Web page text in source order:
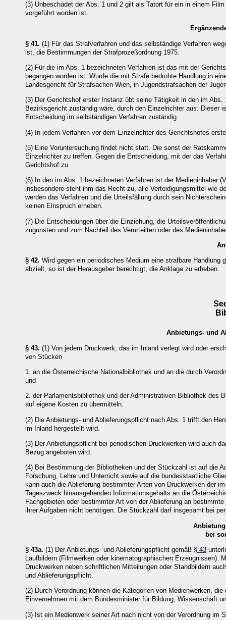
(3) Unbeschadet der Abs. 1 und 2 gilt als Tatort für ein in einem
vorgeführt worden ist.
§ 41. (1) Für das Strafverfahren und das selbständige Verfahren
ist, die Bestimmungen der Strafprozeßordnung 1975.
(2) Für die im Abs. 1 bezeichneten Verfahren ist das mit der
begangen worden ist. Wurde die mit Strafe bedrohte Handlung in
Landesgericht für Strafsachen Wien, in Jugendstrafsachen der
(3) Der Gerichtshof erster Instanz übt seine Tätigkeit in den im
Bezirksgericht zuständig wäre, durch den Einzelrichter aus. Dieser
Entscheidung im selbständigen Verfahren zuständig.
(4) In jedem Verfahren vor dem Einzelrichter des Gerichtshofes
(5) Eine Voruntersuchung findet nicht statt. Die sonst der
Einzelrichter zu treffen. Gegen die Entscheidung, mit der das
Gerichtshof zu.
(6) In den im Abs. 1 bezeichneten Verfahren ist der Medieninhaber
insbesondere steht ihm das Recht zu, alle Verteidigungsmittel wie
werden das Verfahren und die Urteilsfällung durch sein
keinen Einspruch erheben.
(7) Die Entscheidungen über die Einziehung, die
zugunsten und zum Nachteil des Verurteilten oder des
§ 42. Wird gegen ein periodisches Medium eine strafbare
abzielt, so ist der Herausgeber berechtigt, die Anklage zu erheben.
Anbietungs- und
§ 43. (1) Von jedem Druckwerk, das im Inland verlegt wird oder
von Stücken
1. an die Österreichische Nationalbibliothek und an die durch
und
2. der Parlamentsbibliothek und der Administrativen Bibliothek des
auf eigene Kosten zu übermitteln.
(2) Die Anbietungs- und Ablieferungspflicht nach Abs. 1 trifft den
im Inland hergestellt wird.
(3) Der Anbietungspflicht bei periodischen Druckwerken wird auch
Bezug angeboten wird.
(4) Bei Bestimmung der Bibliotheken und der Stückzahl ist auf die
Forschung, Lehre und Unterricht sowie auf die bundesstaatliche
kann auch die Ablieferung bestimmter Arten von Druckwerken der
Tageszweck hinausgehenden Informationsgehalts an die
Fachgebieten oder bestimmter Art von der Ablieferung an
ihrer Aufgaben nicht benötigen. Die Stückzahl darf insgesamt bei
bei
§ 43a. (1) Der Anbietungs- und Ablieferungspflicht gemäß § 43
Laufbildern (Filmwerken oder kinematographischen
Druckwerken neben schriftlichen Mitteilungen oder Standbildern
und Ablieferungspflicht.
(2) Durch Verordnung können die Kategorien von Medienwerken,
Einvernehmen mit dem Bundesminister für Bildung, Wissenschaft
(3) Ist ein Medienwerk seiner Art nach nicht von der Verordnung im